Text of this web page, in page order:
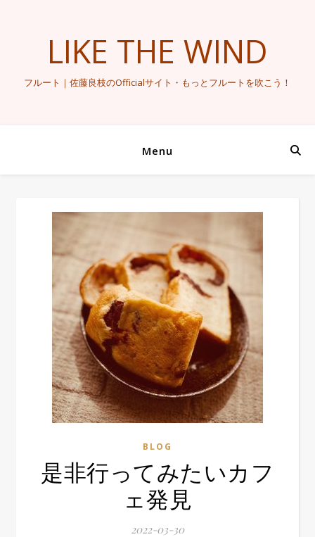
LIKE THE WIND
フルート｜佐藤良枝のOfficialサイト・もっとフルートを吹こう！
Menu
BLOG
是非行ってみたいカフ
ェ発見
2022-03-30